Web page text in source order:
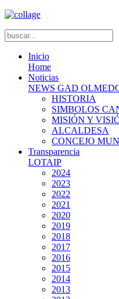
Inicio
Home
Noticias
NEWS GAD
HISTORIA
SIMBOLOS
MISIÓN Y
ALCALDESA
CONCEJO
Transparencia
LOTAIP
2024
2023
2022
2021
2020
2019
2018
2017
2016
2015
2014
2013